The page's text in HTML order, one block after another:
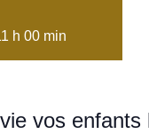
h 00 min
vos